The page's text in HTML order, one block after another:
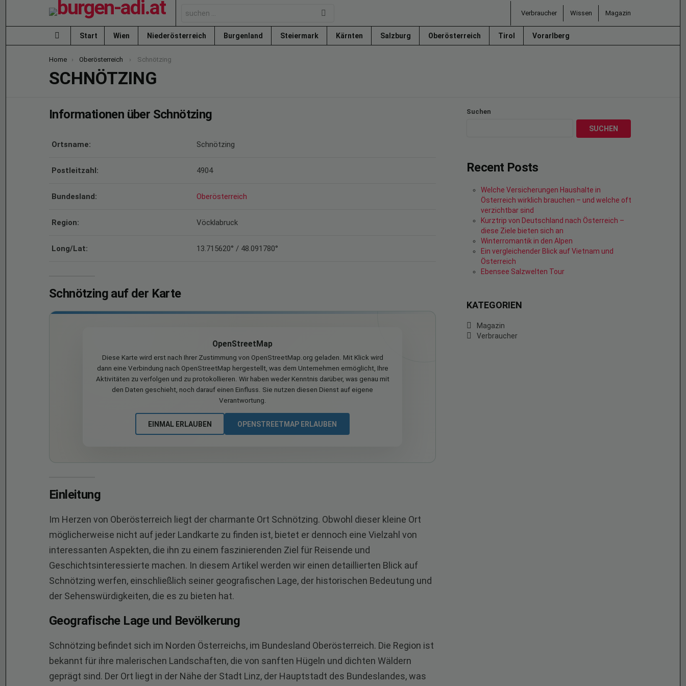
for:
Verbraucher Wissen Magazin
Menu
Start Wien Niederösterreich Burgenland Steiermark Kärnten Salzburg Oberösterreich Tirol Vorarlberg
You are here:
Home Oberösterreich Schnötzing
SCHNÖTZING
Informationen über Schnötzing
Ortsname: Schnötzing
Postleitzahl: 4904
Bundesland: Oberösterreich
Region: Vöcklabruck
Long/Lat: 13.715620° / 48.091780°
Schnötzing auf der Karte
OpenStreetMap
Diese Karte wird erst nach Ihrer Zustimmung von OpenStreetMap.org geladen. Mit Klick wird
dann eine Verbindung nach OpenStreetMap hergestellt, was dem Unternehmen ermöglicht, Ihre
Aktivitäten zu verfolgen und zu protokollieren. Wir haben weder Kenntnis darüber, was genau mit
den Daten geschieht, noch darauf einen Einfluss. Sie nutzen diesen Dienst auf eigene
Verantwortung.
EINMAL ERLAUBEN OPENSTREETMAP ERLAUBEN
Einleitung
Im Herzen von Oberösterreich liegt der charmante Ort Schnötzing. Obwohl dieser kleine Ort
möglicherweise nicht auf jeder Landkarte zu finden ist, bietet er dennoch eine Vielzahl von
interessanten Aspekten, die ihn zu einem faszinierenden Ziel für Reisende und
Geschichtsinteressierte machen. In diesem Artikel werden wir einen detaillierten Blick auf
Schnötzing werfen, einschließlich seiner geografischen Lage, der historischen Bedeutung und
der Sehenswürdigkeiten, die es zu bieten hat.
Geografische Lage und Bevölkerung
Schnötzing befindet sich im Norden Österreichs, im Bundesland Oberösterreich. Die Region ist
bekannt für ihre malerischen Landschaften, die von sanften Hügeln und dichten Wäldern
geprägt sind. Der Ort liegt in der Nähe der Stadt Linz, der Hauptstadt des Bundeslandes, was
Suchen
SUCHEN
Recent Posts
Welche Versicherungen Haushalte in
Österreich wirklich brauchen – und welche oft
verzichtbar sind
Kurztrip von Deutschland nach Österreich –
diese Ziele bieten sich an
Winterromantik in den Alpen
Ein vergleichender Blick auf Vietnam und
Österreich
Ebensee Salzwelten Tour
KATEGORIEN
Magazin
Verbraucher